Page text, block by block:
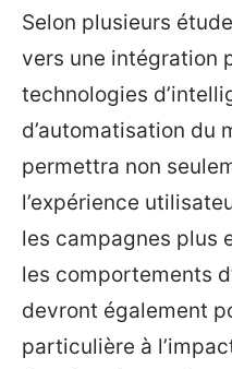
Selon plusieurs
vers une intégration
technologies
d’automatisation du
permettra non
l’expérience
les campagnes plus
les comportements
devront également
particulière à